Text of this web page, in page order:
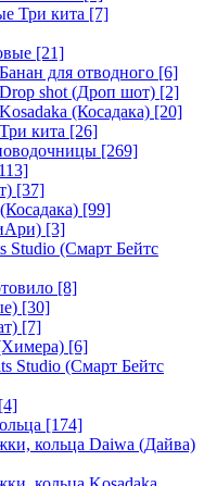
Три кита [7]
[21]
для отводного [6]
shot (Дроп шот) [2]
(Косадака) [20]
кита [26]
[269]
[37]
[99]
[3]
Studio (Смарт Бейтс
[8]
[30]
[7]
[6]
Studio (Смарт Бейтс
[4]
[174]
кольца Daiwa (Дайва)